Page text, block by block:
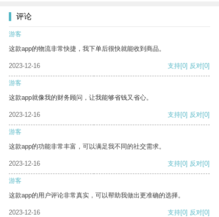
评论
游客
这款app的物流非常快捷，我下单后很快就能收到商品。
2023-12-16 支持[0] 反对[0]
游客
这款app就像我的财务顾问，让我能够省钱又省心。
2023-12-16 支持[0] 反对[0]
游客
这款app的功能非常丰富，可以满足我不同的社交需求。
2023-12-16 支持[0] 反对[0]
游客
这款app的用户评论非常真实，可以帮助我做出更准确的选择。
2023-12-16 支持[0] 反对[0]